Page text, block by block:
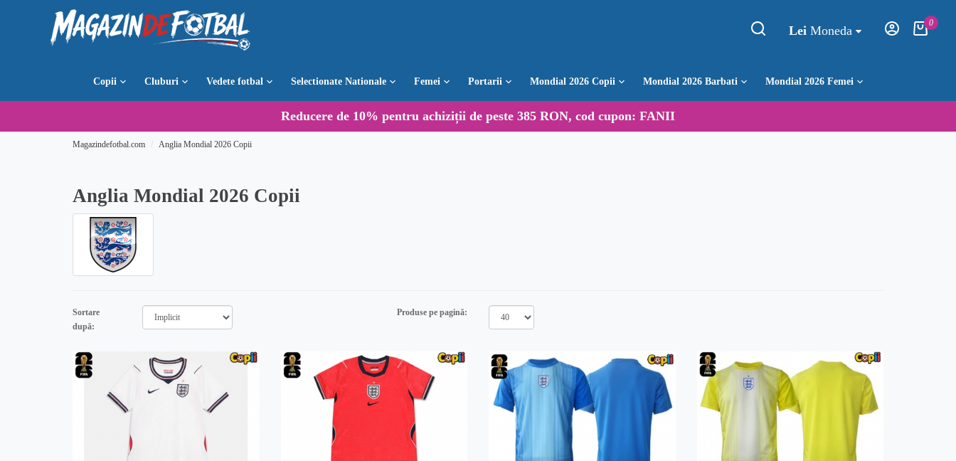
Lei Moneda
0
Copii Cluburi Vedete fotbal Selectionate Nationale Femei Portarii Mondial 2026 Copii Mondial 2026 Barbati Mondial 2026 Femei
Reducere de 10% pentru achiziții de peste 385 RON, cod cupon: FANII
Magazindefotbal.com Anglia Mondial 2026 Copii
Anglia Mondial 2026 Copii
Sortare
după:
Produse pe pagină: